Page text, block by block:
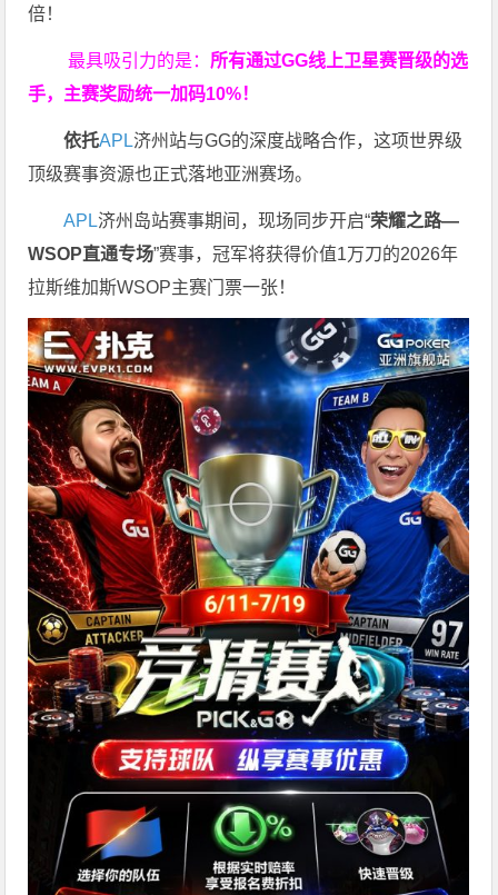
倍！
最具吸引力的是： 所有通过GG线上卫星赛晋级的选
手，主赛奖励统一加码10%！
依托APL济州站与GG的深度战略合作，这项世界级
顶级赛事资源也正式落地亚洲赛场。
APL济州岛站赛事期间，现场同步开启“荣耀之路—
WSOP直通专场”赛事，冠军将获得价值1万刀的2026年
拉斯维加斯WSOP主赛门票一张！